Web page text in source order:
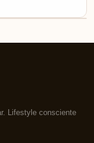
Lifestyle consciente